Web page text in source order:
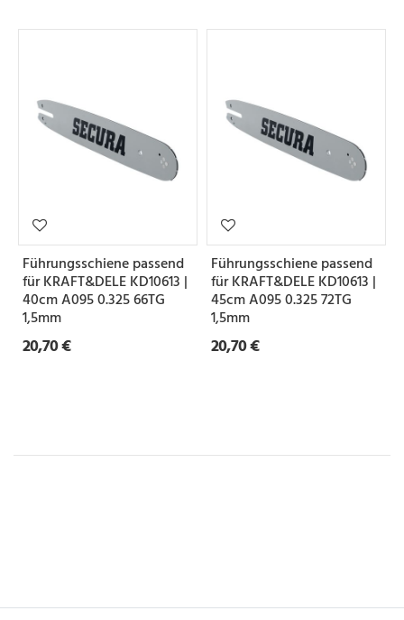
Führungsschiene passend
für KRAFT&DELE KD10613 |
40cm A095 0.325 66TG
1,5mm
20,70 €
Führungsschiene passend
für KRAFT&DELE KD10613 |
45cm A095 0.325 72TG
1,5mm
20,70 €